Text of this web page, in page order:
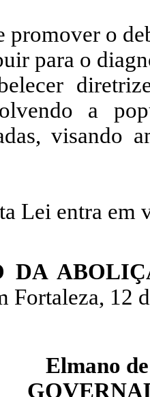
promover o
para o
a
visando
Lei entra em
DA
Fortaleza, 12
Elmano